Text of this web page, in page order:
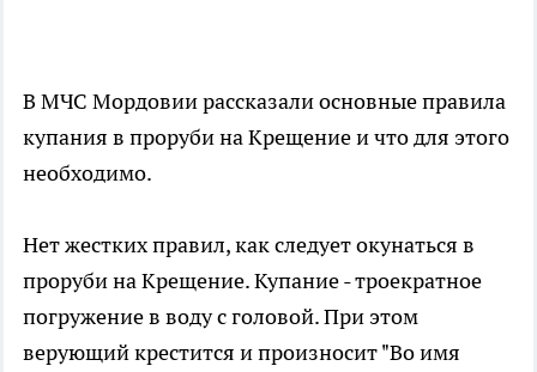
В МЧС Мордовии рассказали основные правила
купания в проруби на Крещение и что для этого
необходимо.
Нет жестких правил, как следует окунаться в
проруби на Крещение. Купание - троекратное
погружение в воду с головой. При этом
верующий крестится и произносит "Во имя